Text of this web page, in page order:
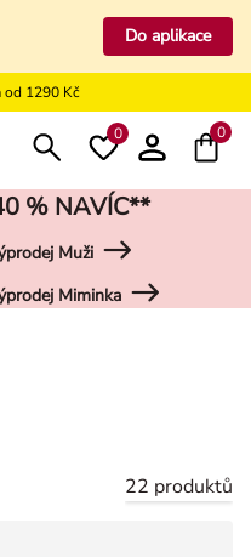
Do aplikace
prodejnu
od 499 Kč
od 1290 Kč
prodejnu0 0
% NAVÍC**
Muži
Miminka
22 produktů